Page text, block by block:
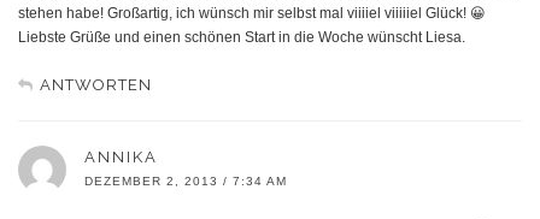
stehen habe! Großartig, ich wünsch mir selbst mal viiiiel viiiiiel Glück! 😀
Liebste Grüße und einen schönen Start in die Woche wünscht Liesa.
ANTWORTEN
ANNIKA
DEZEMBER 2, 2013 / 7:34 AM